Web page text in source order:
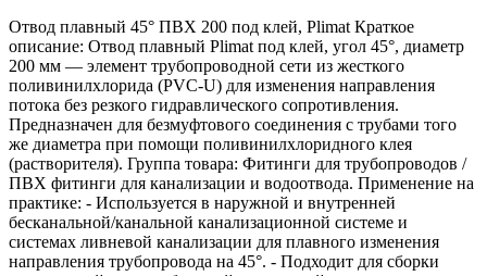
Отвод плавный 45° ПВХ 200 под клей, Plimat Краткое
описание: Отвод плавный Plimat под клей, угол 45°, диаметр
200 мм — элемент трубопроводной сети из жесткого
поливинилхлорида (PVC-U) для изменения направления
потока без резкого гидравлического сопротивления.
Предназначен для безмуфтового соединения с трубами того
же диаметра при помощи поливинилхлоридного клея
(растворителя). Группа товара: Фитинги для трубопроводов /
ПВХ фитинги для канализации и водоотвода. Применение на
практике: - Используется в наружной и внутренней
бесканальной/канальной канализационной системе и
системах ливневой канализации для плавного изменения
направления трубопровода на 45°. - Подходит для сборки